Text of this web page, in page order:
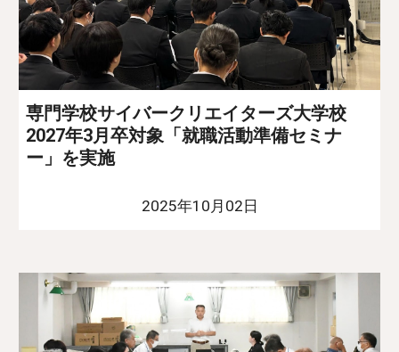
専門学校サイバークリエイターズ大学校
2027年3月卒対象「就職活動準備セミナ
ー」を実施
2025年10月02日